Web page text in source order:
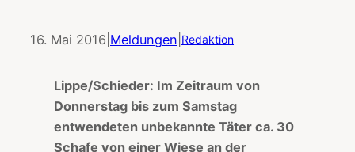
16. Mai 2016 Meldungen Redaktion
Lippe/Schieder: Im Zeitraum von
Donnerstag bis zum Samstag
entwendeten unbekannte Täter ca. 30
Schafe von einer Wiese an der